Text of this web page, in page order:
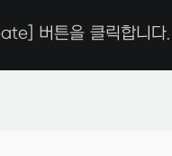
버튼을 클릭합니다.